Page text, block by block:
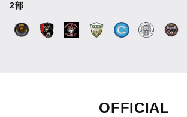
2部
OFFICIAL